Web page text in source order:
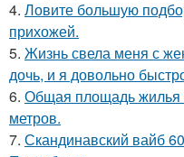
4. Ловите большую
прихожей.
5. Жизнь свела меня с
дочь, и я довольно
6. Общая площадь жилья
метров.
7. Скандинавский вайб